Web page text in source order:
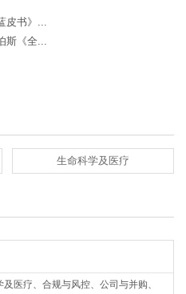
皮书》...
斯《全...
生命科学及医疗
及医疗、合规与风控、公司与并购、